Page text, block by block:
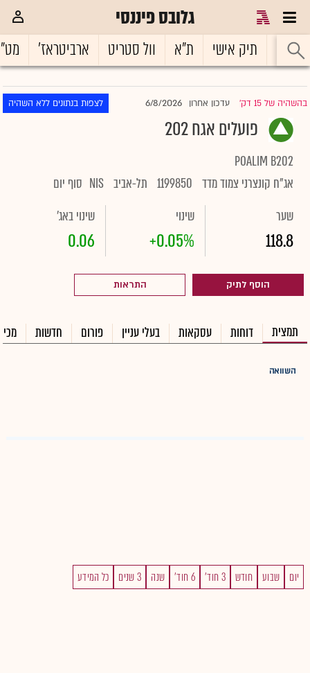
גלובס פיננסי
ראשי תיק אישי ת"א וול סטריט ארביטראז'
בהשהיה של 15 דק' |עדכון אחרון 6/8/2026 לצפות בנתונים ללא השהיה
פועלים אגח 202
POALIM B202
אג"ח קונצרני צמוד מדד 1199850 תל-אביב NIS סוף יום
שער
118.8
שינוי
+0.05%
שינוי באג'
0.06
הוסף לתיק התראות
תמצית דוחות עסקאות בעלי עניין פורום חדשות
השוואה
יום שבוע חודש 3 חוד' 6 חוד' שנה 3 שנים כל המידע